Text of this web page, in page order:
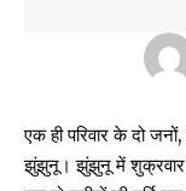
एक ही परिवार के दो
झुंझुनू। झुंझुनू में शुक्रवार